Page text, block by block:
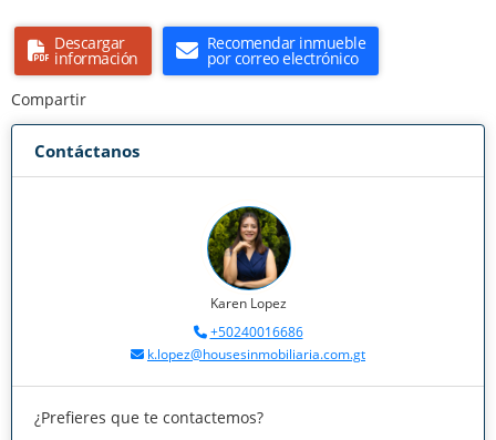
Descargar
información
Recomendar inmueble
por correo electrónico
Compartir
Contáctanos
Karen Lopez
+50240016686
k.lopez@housesinmobiliaria.com.gt
¿Prefieres que te contactemos?